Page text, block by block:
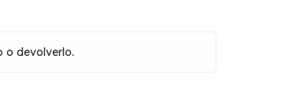
o devolverlo.